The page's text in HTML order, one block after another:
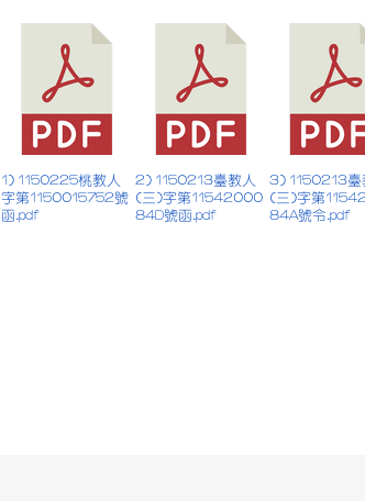
1) 1150225桃教人
字第1150015752號
函.pdf
2) 1150213臺教人
(三)字第11542000
84D號函.pdf
3) 1150213臺
(三)字第
84A號令.pdf